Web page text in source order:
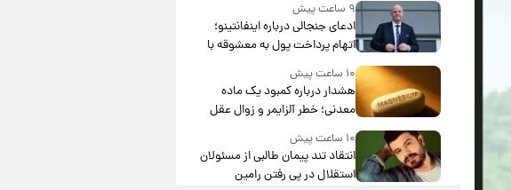
۹ ساعت پیش
ادعای جنجالی درباره اینفانتینو؛
اتهام پرداخت پول به معشوقه با
درآمد یوفا
۱۰ ساعت پیش
هشدار درباره کمبود یک ماده
معدنی؛ خطر آلزایمر و زوال عقل
افزایش می‌یابد؟
۱۰ ساعت پیش
انتقاد تند پیمان طالبی از مسئولان
استقلال در پی رفتن رامین